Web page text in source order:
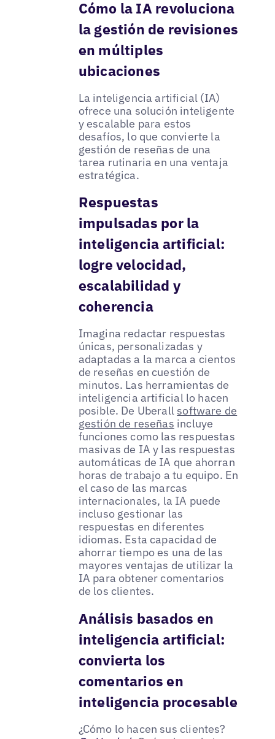
Cómo la IA revoluciona
la gestión de revisiones
en múltiples
ubicaciones
La inteligencia artificial (IA)
ofrece una solución inteligente
y escalable para estos
desafíos, lo que convierte la
gestión de reseñas de una
tarea rutinaria en una ventaja
estratégica.
Respuestas
impulsadas por la
inteligencia artificial:
logre velocidad,
escalabilidad y
coherencia
Imagina redactar respuestas
únicas, personalizadas y
adaptadas a la marca a cientos
de reseñas en cuestión de
minutos. Las herramientas de
inteligencia artificial lo hacen
posible. De Uberall software de
gestión de reseñas incluye
funciones como las respuestas
masivas de IA y las respuestas
automáticas de IA que ahorran
horas de trabajo a tu equipo. En
el caso de las marcas
internacionales, la IA puede
incluso gestionar las
respuestas en diferentes
idiomas. Esta capacidad de
ahorrar tiempo es una de las
mayores ventajas de utilizar la
IA para obtener comentarios
de los clientes.
Análisis basados en
inteligencia artificial:
convierta los
comentarios en
inteligencia procesable
¿Cómo lo hacen sus clientes?